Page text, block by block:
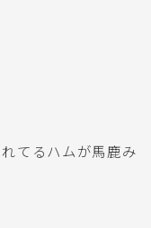
てるハムが馬鹿み